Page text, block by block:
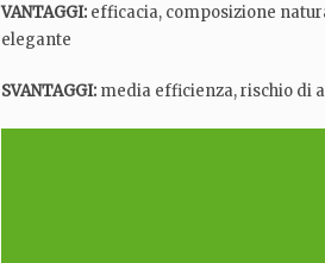
VANTAGGI: efficacia, composizione
elegante
SVANTAGGI: media efficienza, rischio di